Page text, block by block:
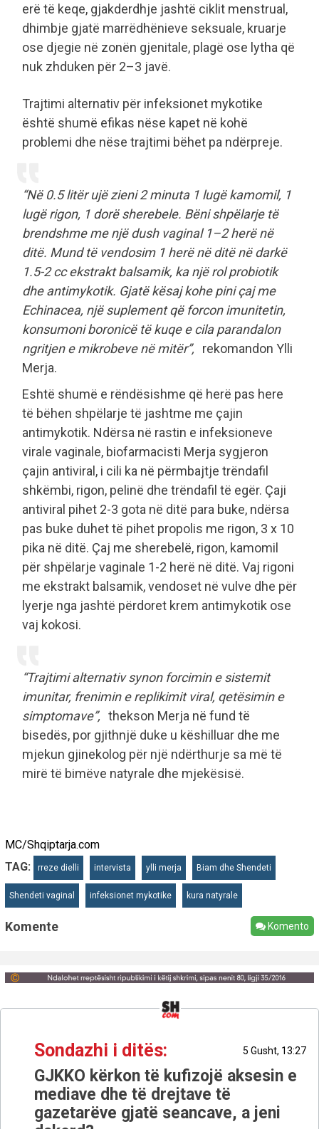
erë të keqe, gjakderdhje jashtë ciklit menstrual,
dhimbje gjatë marrëdhënieve seksuale, kruarje
ose djegie në zonën gjenitale, plagë ose lytha që
nuk zhduken për 2–3 javë.
Trajtimi alternativ për infeksionet mykotike
është shumë efikas nëse kapet në kohë
problemi dhe nëse trajtimi bëhet pa ndërpreje.
“Në 0.5 litër ujë zieni 2 minuta 1 lugë kamomil, 1
lugë rigon, 1 dorë sherebele. Bëni shpëlarje të
brendshme me një dush vaginal 1–2 herë në
ditë. Mund të vendosim 1 herë në ditë në darkë
1.5-2 cc ekstrakt balsamik, ka një rol probiotik
dhe antimykotik. Gjatë kësaj kohe pini çaj me
Echinacea, një suplement që forcon imunitetin,
konsumoni boronicë të kuqe e cila parandalon
ngritjen e mikrobeve në mitër”,
rekomandon Ylli
Merja.
Eshtë shumë e rëndësishme që herë pas here
të bëhen shpëlarje të jashtme me çajin
antimykotik. Ndërsa në rastin e infeksioneve
virale vaginale, biofarmacisti Merja sygjeron
çajin antiviral, i cili ka në përmbajtje trëndafil
shkëmbi, rigon, pelinë dhe trëndafil të egër. Çaji
antiviral pihet 2-3 gota në ditë para buke, ndërsa
pas buke duhet të pihet propolis me rigon, 3 x 10
pika në ditë. Çaj me sherebelë, rigon, kamomil
për shpëlarje vaginale 1-2 herë në ditë. Vaj rigoni
me ekstrakt balsamik, vendoset në vulve dhe për
lyerje nga jashtë përdoret krem antimykotik ose
vaj kokosi.
“Trajtimi alternativ synon forcimin e sistemit
imunitar, frenimin e replikimit viral, qetësimin e
simptomave”, thekson Merja në fund të
bisedës, por gjithnjë duke u këshilluar dhe me
mjekun gjinekolog për një ndërthurje sa më të
mirë të bimëve natyrale dhe mjekësisë.
MC/Shqiptarja.com
TAG:
rreze dielli intervista ylli merja Biam dhe Shendeti
Shendeti vaginal infeksionet mykotike kura natyrale
Komente Komento
Sondazhi i ditës: 5 Gusht, 13:27
GJKKO kërkon të kufizojë aksesin e
mediave dhe të drejtave të
gazetarëve gjatë seancave, a jeni